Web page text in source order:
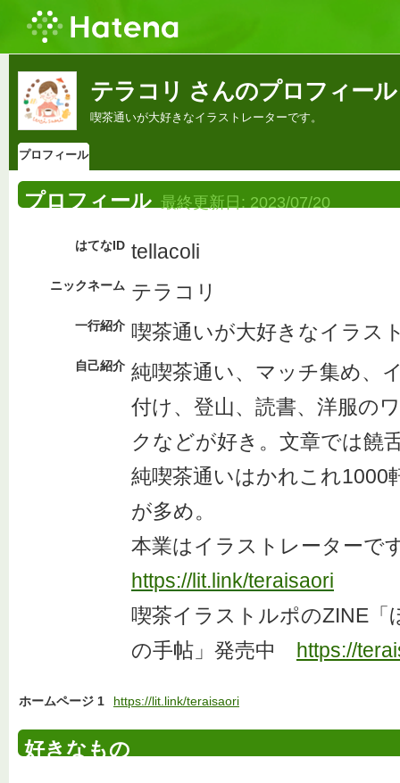
テラコリ さんのプロフィール
喫茶通いが大好きなイラストレーターです。
プロフィール
プロフィール 最終更新日: 2023/07/20
はてなID tellacoli
ニックネーム テラコリ
一行紹介 喫茶通いが大好きなイラス
自己紹介 純喫茶通い、マッチ集め、
付け、登山、読書、洋服の
クなどが好き。文章では饒
純喫茶通いはかれこれ1000
が多め。
本業はイラストレーターで
https://lit.link/teraisaori
喫茶イラストルポのZINE「
の手帖」発売中
https://
ホームページ 1 https://lit.link/teraisaori
好きなもの